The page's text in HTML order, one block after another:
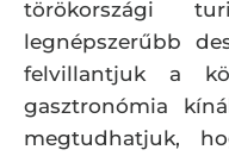
törökországi
legnépszerűbb
felvillantjuk a
gasztronómia
megtudhatjuk,